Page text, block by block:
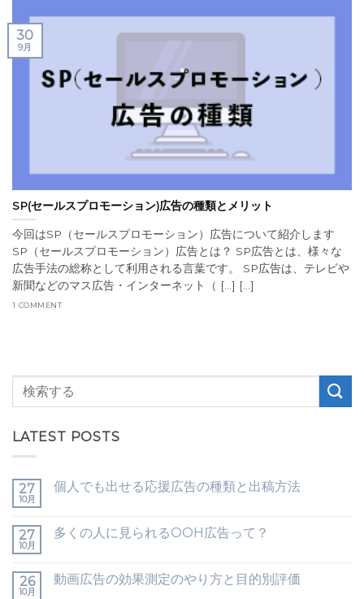
SP(セールスプロモーション)広告の種類とメリット
今回はSP（セールスプロモーション）広告について紹介します
SP（セールスプロモーション）広告とは？ SP広告とは、様々な
広告手法の総称として利用される言葉です。 SP広告は、テレビや
新聞などのマス広告・インターネット（ [...] [...]
1 COMMENT
30
9月
LATEST POSTS
27
10月
個人でも出せる応援広告の種類と出稿方法
27
10月
多くの人に見られるOOH広告って？
26
10月
動画広告の効果測定のやり方と目的別評価